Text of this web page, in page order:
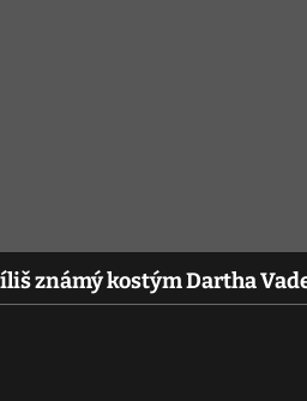
známý kostým Dartha